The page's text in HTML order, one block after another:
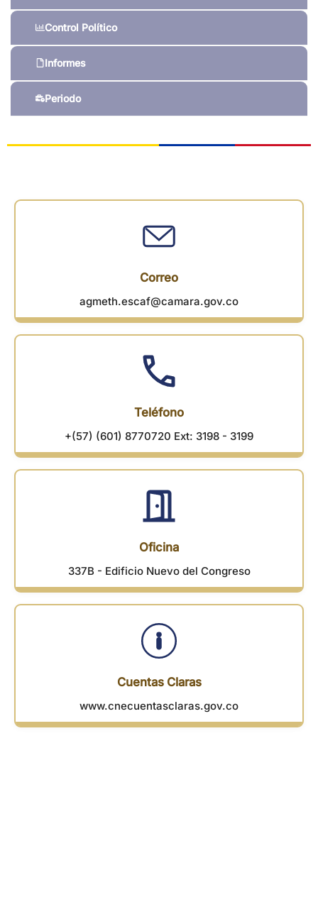
Control Político
Informes
Periodo
Correo
agmeth.escaf@camara.gov.co
Teléfono
+(57) (601) 8770720 Ext: 3198 - 3199
Oficina
337B - Edificio Nuevo del Congreso
Cuentas Claras
www.cnecuentasclaras.gov.co